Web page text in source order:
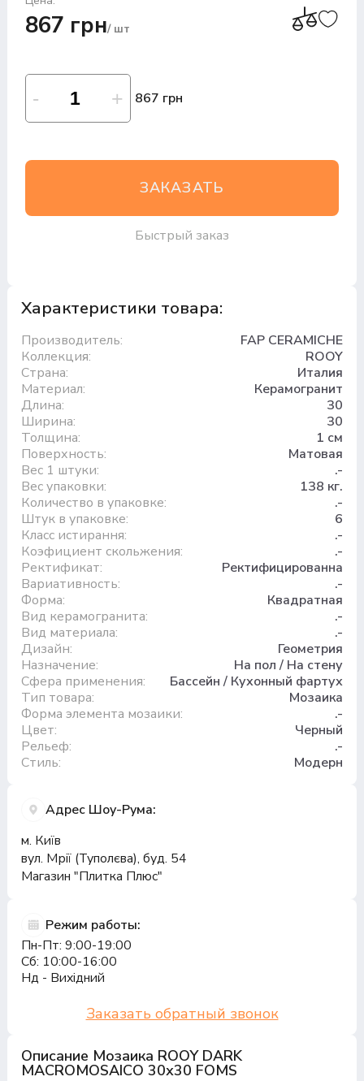
867 грн/ шт
867 грн
ЗАКАЗАТЬ
Быстрый заказ
Описание Мозаика ROOY DARK
MACROMOSAICO 30х30 FOMS
Характеристики товара:
Производитель:
FAP CERAMICHE
Коллекция:
ROOY
Страна:
Италия
Материал:
Керамогранит
Длина:
30
Ширина:
30
Толщина:
1 см
Поверхность:
Матовая
Вес 1 штуки:
.-
Вес упаковки:
138 кг.
Количество в упаковке:
.-
Штук в упаковке:
6
Класс истирання:
.-
Коэфициент скольжения:
.-
Ректификат:
Ректифицированна
Вариативность:
.-
Форма:
Квадратная
Вид керамогранита:
.-
Вид материала:
.-
Дизайн:
Геометрия
Назначение:
На пол / На стену
Сфера применения:
Бассейн / Кухонный фартух
Тип товара:
Мозаика
Форма элемента мозаики:
.-
Цвет:
Черный
Рельеф:
.-
Стиль:
Модерн
Адрес Шоу-Рума:
м. Київ
вул. Мрії (Туполєва), буд. 54
Магазин "Плитка Плюс"
Режим работы:
Пн-Пт: 9:00-19:00
Сб: 10:00-16:00
Нд - Вихідний
Заказать обратный звонок